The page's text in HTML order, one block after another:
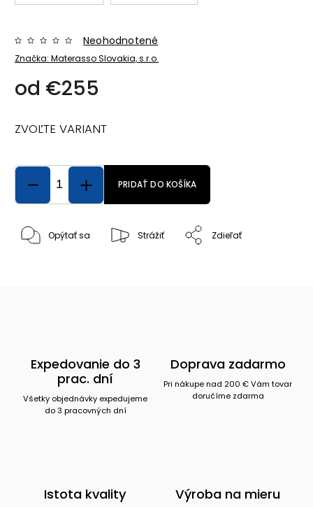
Značka: Materasso Slovakia, s.r.o.
Neohodnotené
od €255
ZVOĽTE VARIANT
PRIDAŤ DO KOŠÍKA
Opýtať sa Strážiť Zdieľať
Expedovanie do 3
prac. dní
Všetky objednávky expedujeme
do 3 pracovných dní
Doprava zadarmo
Pri nákupe nad 200 € Vám tovar
doručíme zdarma
Istota kvality Výroba na mieru